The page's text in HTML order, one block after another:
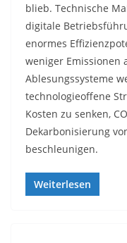
blieb. Technische
digitale
enormes
weniger Emissionen
Ablesungssysteme
technologieoffene
Kosten zu senken,
Dekarbonisierung
beschleunigen.
Weiterlesen